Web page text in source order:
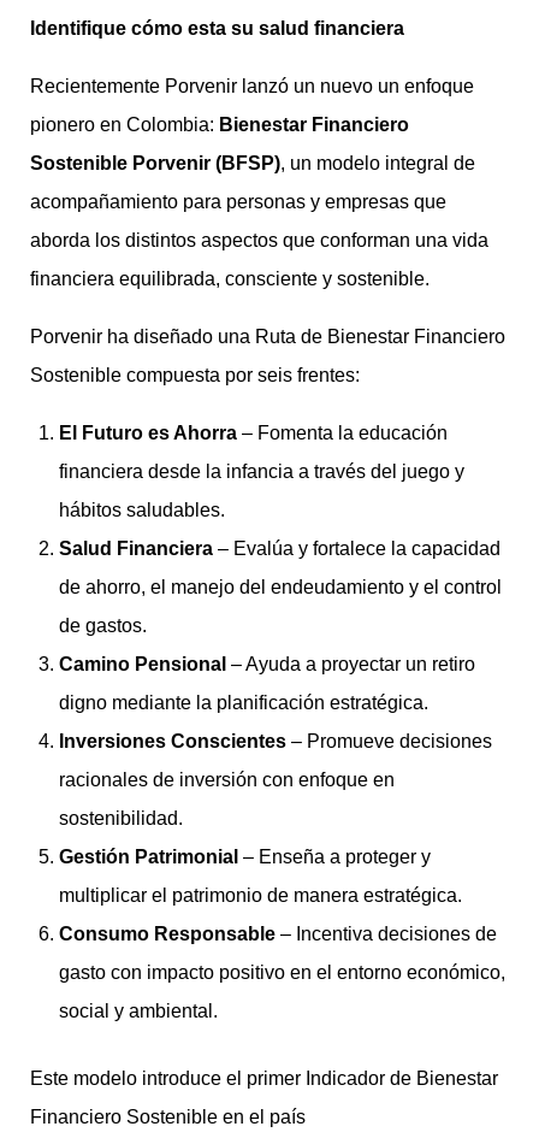
Identifique cómo esta su salud financiera
Recientemente Porvenir lanzó un nuevo un enfoque
pionero en Colombia: Bienestar Financiero
Sostenible Porvenir (BFSP), un modelo integral de
acompañamiento para personas y empresas que
aborda los distintos aspectos que conforman una vida
financiera equilibrada, consciente y sostenible.
Porvenir ha diseñado una Ruta de Bienestar Financiero
Sostenible compuesta por seis frentes:
El Futuro es Ahorra – Fomenta la educación
financiera desde la infancia a través del juego y
hábitos saludables.
Salud Financiera – Evalúa y fortalece la capacidad
de ahorro, el manejo del endeudamiento y el control
de gastos.
Camino Pensional – Ayuda a proyectar un retiro
digno mediante la planificación estratégica.
Inversiones Conscientes – Promueve decisiones
racionales de inversión con enfoque en
sostenibilidad.
Gestión Patrimonial – Enseña a proteger y
multiplicar el patrimonio de manera estratégica.
Consumo Responsable – Incentiva decisiones de
gasto con impacto positivo en el entorno económico,
social y ambiental.
Este modelo introduce el primer Indicador de Bienestar
Financiero Sostenible en el país